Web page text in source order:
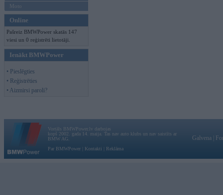
Moto
Online
Pašreiz BMWPower skatās 147
viesi un 0 reģistrēti lietotāji.
Ienākt BMWPower
• Pieslēgties
• Reģistrēties
• Aizmirsi paroli?
Vortāls BMWPower.lv darbojas
kopš 2002. gada 14. maija. Tas nav auto klubs un nav saistīts ar
BMW AG.
Par BMWPower
Kontakti Reklāma
Galvena